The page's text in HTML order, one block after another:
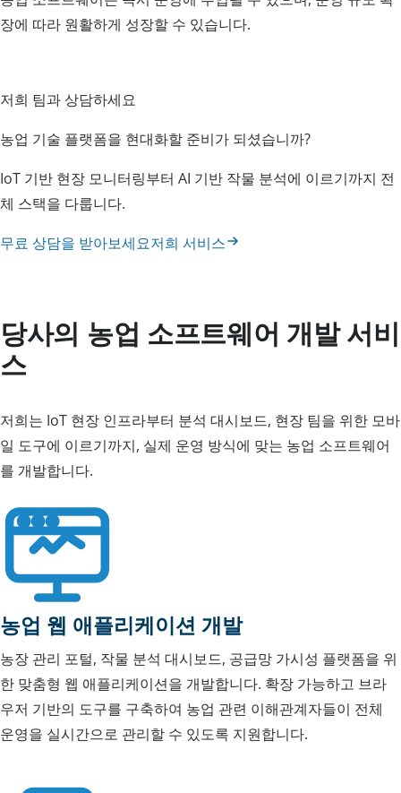
장에 따라 원활하게 성장할 수 있습니다.
저희 팀과 상담하세요
농업 기술 플랫폼을 현대화할 준비가 되셨습니까?
IoT 기반 현장 모니터링부터 AI 기반 작물 분석에 이르기까지 전
체 스택을 다룹니다.
무료 상담을 받아보세요저희 서비스
당사의 농업 소프트웨어 개발 서비
스
저희는 IoT 현장 인프라부터 분석 대시보드, 현장 팀을 위한 모바
일 도구에 이르기까지, 실제 운영 방식에 맞는 농업 소프트웨어
를 개발합니다.
농업 웹 애플리케이션 개발
농장 관리 포털, 작물 분석 대시보드, 공급망 가시성 플랫폼을 위
한 맞춤형 웹 애플리케이션을 개발합니다. 확장 가능하고 브라
우저 기반의 도구를 구축하여 농업 관련 이해관계자들이 전체
운영을 실시간으로 관리할 수 있도록 지원합니다.